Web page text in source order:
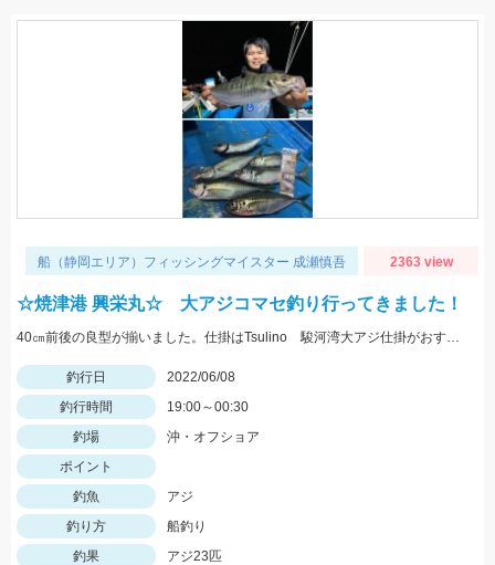
船（静岡エリア）フィッシングマイスター 成瀬慎吾 2363 view
☆焼津港 興栄丸☆ 大アジコマセ釣り行ってきました！
40㎝前後の良型が揃いました。仕掛はTsulino 駿河湾大アジ仕掛がおすすめです。
釣行日
2022/06/08
釣行時間
19:00～00:30
釣場
沖・オフショア
ポイント
釣魚
アジ
釣り方
船釣り
釣果
アジ23匹